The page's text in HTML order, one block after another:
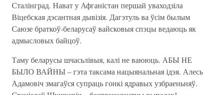
Сталінград. Нават у Афганістан першай уваходзіла
Віцебская дэсантная дывізія. Дагэтуль ва ўсім былым
Саюзе браткоў-беларусаў вайсковыя спэцы ведаюць як
адмысловых байцоў.
Таму беларусы шчасьлівыя, калі не ваююць. АБЫ НЕ
БЫЛО ВАЙНЫ – гэта таксама нацыянальная ідэя. Алесь
Адамовіч змагаўся супраць гонкі ядравых узбраеньняў.